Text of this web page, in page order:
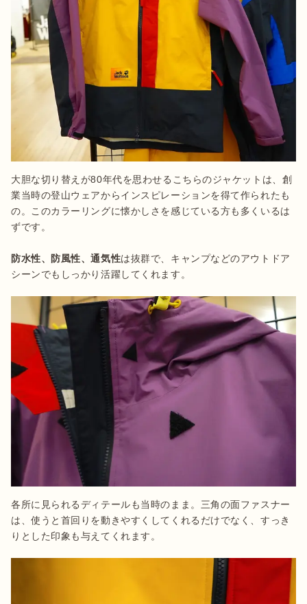
大胆な切り替えが80年代を思わせるこちらのジャケットは、創
業当時の登山ウェアからインスピレーションを得て作られたも
の。このカラーリングに懐かしさを感じている方も多くいるは
ずです。
防水性、防風性、通気性は抜群で、キャンプなどのアウトドア
シーンでもしっかり活躍してくれます。
各所に見られるディテールも当時のまま。三角の面ファスナー
は、使うと首回りを動きやすくしてくれるだけでなく、すっき
りとした印象も与えてくれます。